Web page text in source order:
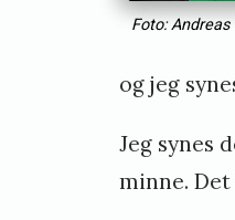
Foto:
og jeg
Jeg synes
minne.